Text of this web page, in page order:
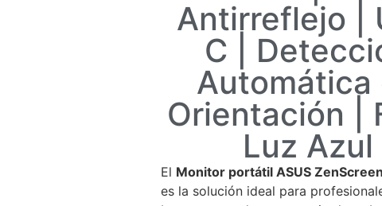
Antirreflejo |
C |
Automática
Orientación |
Luz Azul
El Monitor portátil ASUS
es la solución ideal para